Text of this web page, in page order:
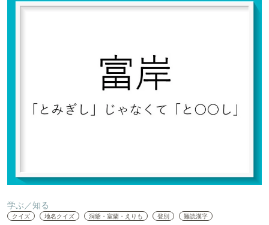
学ぶ／知る
クイズ 地名クイズ 洞爺・室蘭・えりも 登別 難読漢字